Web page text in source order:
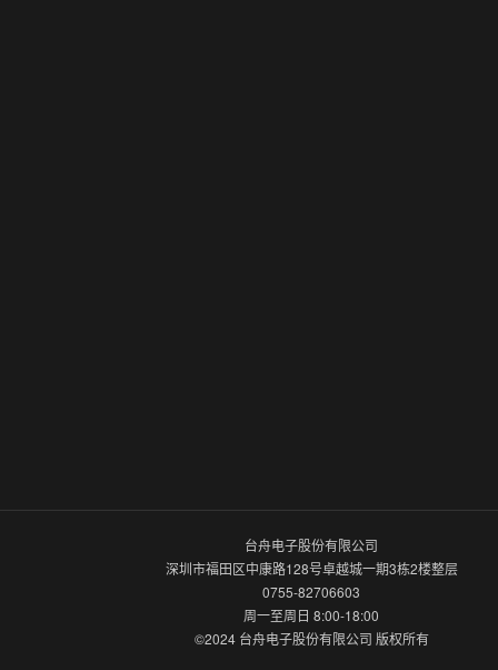
台舟电子股份有限公司
深圳市福田区中康路128号卓越城一期3栋2楼整层
0755-82706603
周一至周日 8:00-18:00
©2024 台舟电子股份有限公司 版权所有